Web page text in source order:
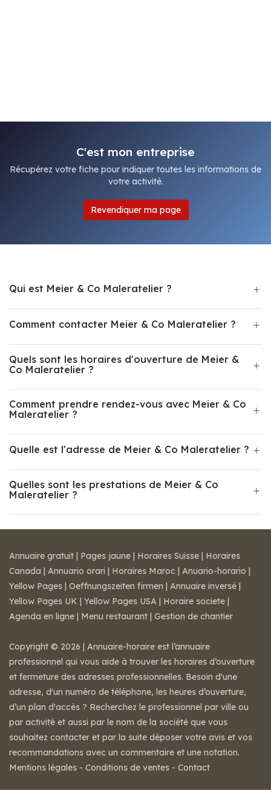
C'est mon entreprise
Récupérez votre fiche pour indiquer toutes les informations de
votre activité.
Revendiquer ma page
Qui est Meier & Co Maleratelier ?
Comment contacter Meier & Co Maleratelier ?
Quels sont les horaires d'ouverture de Meier &
Co Maleratelier ?
Comment prendre rendez-vous avec Meier & Co
Maleratelier ?
Quelle est l'adresse de Meier & Co Maleratelier ?
Quelles sont les prestations de Meier & Co
Maleratelier ?
Annuaire gratuit | Pages jaune | Horaires Suisse | Horaires
Canada | Annuario orari | Horaires Maroc | Anuario-horario |
Yellow Pages | Oeffnungszeiten firmen | Annuaire inversé |
Yellow Pages UK | Yellow Pages USA | Horaire societe |
Agenda en ligne | Menu restaurant | Gestion de chantier
Copyright © 2026 | Annuaire-horaire est l’annuaire
professionnel qui vous aide à trouver les horaires d’ouverture
et fermeture des adresses professionnelles. Besoin d'une
adresse, d'un numéro de téléphone, les heures d’ouverture,
d’un plan d'accès ? Recherchez le professionnel par ville ou
par activité et aussi par le nom de la société que vous
souhaitez contacter et par la suite déposer votre avis et vos
recommandations avec un commentaire et une notation.
Mentions légales - Conditions de ventes - Contact